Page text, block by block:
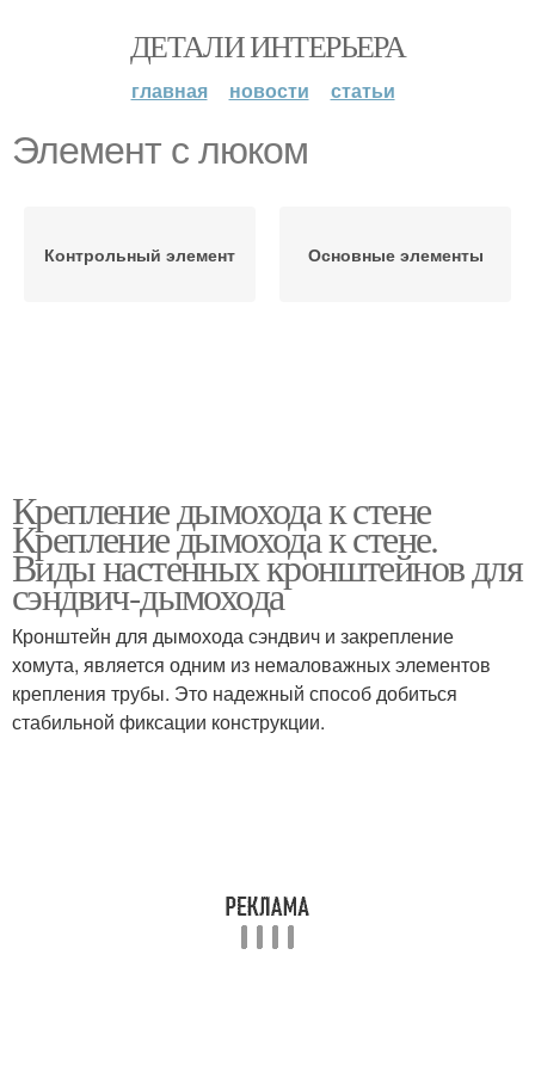
ДЕТАЛИ ИНТЕРЬЕРА
главная новости статьи
Элемент с люком
Контрольный элемент Основные элементы
Крепление дымохода к стене
Крепление дымохода к стене.
Виды настенных кронштейнов для
сэндвич-дымохода
Кронштейн для дымохода сэндвич и закрепление
хомута, является одним из немаловажных элементов
крепления трубы. Это надежный способ добиться
стабильной фиксации конструкции.